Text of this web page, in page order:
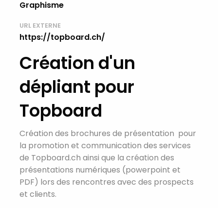
Graphisme
URL EXTERNE
https://topboard.ch/
Création d'un
dépliant pour
Topboard
Création des brochures de présentation pour
la promotion et communication des services
de Topboard.ch ainsi que la création des
présentations numériques (powerpoint et
PDF) lors des rencontres avec des prospects
et clients.